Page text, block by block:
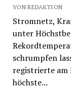
VON REDAKTION
Stromnetz,
unter
schrumpfen
registrierte am
höchste...